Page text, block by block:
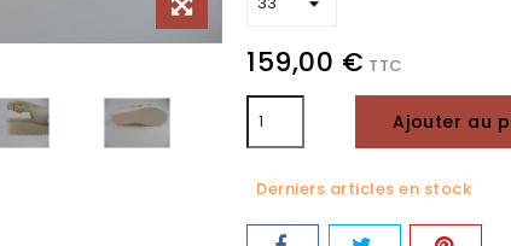
159,00 € TTC
Ajouter au
Derniers articles en stock